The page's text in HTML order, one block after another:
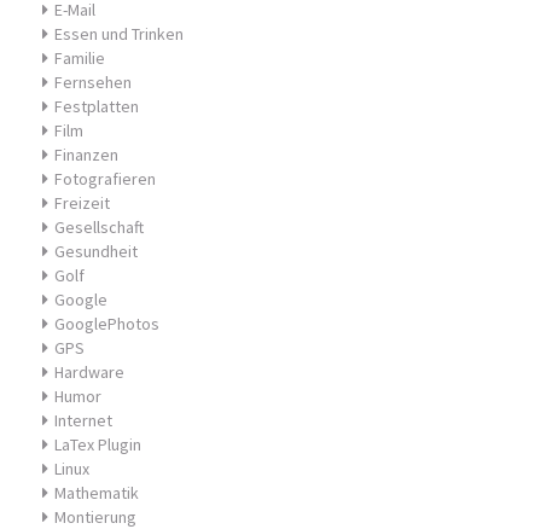
E-Mail
Essen und Trinken
Familie
Fernsehen
Festplatten
Film
Finanzen
Fotografieren
Freizeit
Gesellschaft
Gesundheit
Golf
Google
GooglePhotos
GPS
Hardware
Humor
Internet
LaTex Plugin
Linux
Mathematik
Montierung